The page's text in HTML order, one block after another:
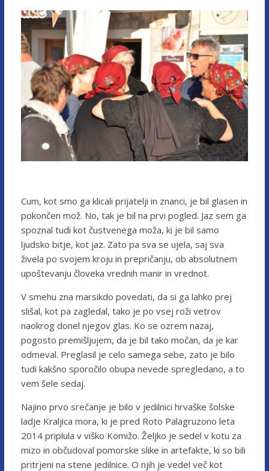
Cum, kot smo ga klicali prijatelji in znanci, je bil glasen in
pokončen mož. No, tak je bil na prvi pogled. Jaz sem ga
spoznal tudi kot čustvenega moža, ki je bil samo
ljudsko bitje, kot jaz. Zato pa sva se ujela, saj sva
živela po svojem kroju in prepričanju, ob absolutnem
upoštevanju človeka vrednih manir in vrednot.
V smehu zna marsikdo povedati, da si ga lahko prej
slišal, kot pa zagledal, tako je po vsej roži vetrov
naokrog donel njegov glas. Ko se ozrem nazaj,
pogosto premišljujem, da je bil tako močan, da je kar
odmeval. Preglasil je celo samega sebe, zato je bilo
tudi kakšno sporočilo obupa nevede spregledano, a to
vem šele sedaj.
Najino prvo srečanje je bilo v jedilnici hrvaške šolske
ladje Kraljica mora, ki je pred Roto Palagruzono leta
2014 priplula v viško Komižo. Željko je sedel v kotu za
mizo in občudoval pomorske slike in artefakte, ki so bili
pritrjeni na stene jedilnice. O njih je vedel več kot